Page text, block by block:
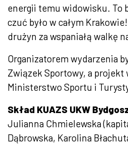
energii temu widowisku. To
czuć było w całym Krakowie!
drużyn za wspaniałą walkę
Organizatorem wydarzenia
Związek Sportowy, a projekt
Ministerstwo Sportu i
Skład KUAZS UKW
Julianna Chmielewska
Dąbrowska, Karolina